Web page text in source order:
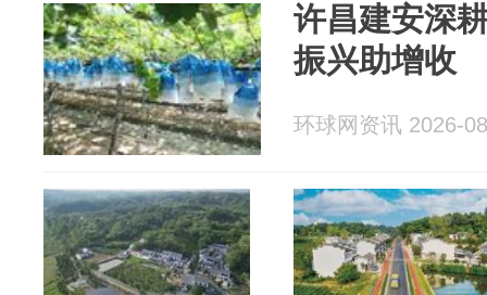
许昌建安深
振兴助增收
环球网资讯 2026-